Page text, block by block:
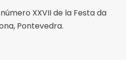
XXVII de la Festa da
Pontevedra.